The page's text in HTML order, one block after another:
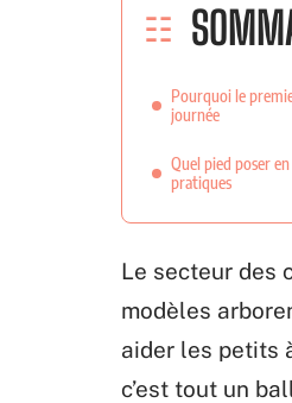
Pourquoi le
journée
Quel pied poser
pratiques
Le secteur des
modèles
aider les petits
c’est tout un